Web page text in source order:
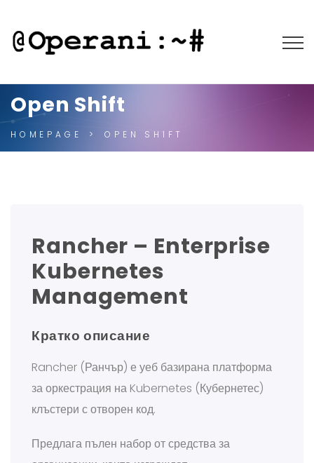
Open Shift
HOMEPAGE OPEN SHIFT
Rancher – Enterprise
Kubernetes
Management
Кратко описание
Rancher (Ранчър) е уеб базирана платформа
за оркестрация на Kubernetes (Кубернетес)
клъстери с отворен код.
Предлага пълен набор от средства за